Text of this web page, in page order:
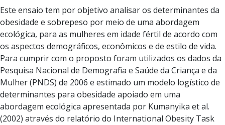
Este ensaio tem por objetivo analisar os determinantes da
obesidade e sobrepeso por meio de uma abordagem
ecológica, para as mulheres em idade fértil de acordo com
os aspectos demográficos, econômicos e de estilo de vida.
Para cumprir com o proposto foram utilizados os dados da
Pesquisa Nacional de Demografia e Saúde da Criança e da
Mulher (PNDS) de 2006 e estimado um modelo logístico de
determinantes para obesidade apoiado em uma
abordagem ecológica apresentada por Kumanyika et al.
(2002) através do relatório do International Obesity Task